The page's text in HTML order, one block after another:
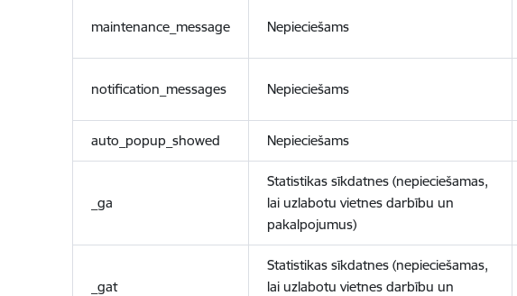
maintenance_message Nepieciešams
notification_messages Nepieciešams
auto_popup_showed Nepieciešams
_ga
Statistikas sīkdatnes (nepieciešamas,
lai uzlabotu vietnes darbību un
pakalpojumus)
_gat
Statistikas sīkdatnes (nepieciešamas,
lai uzlabotu vietnes darbību un